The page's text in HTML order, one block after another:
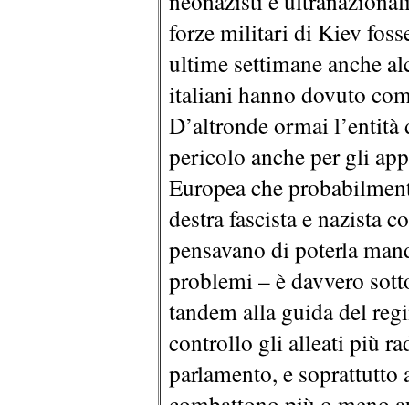
forze militari di Kiev
ultime settimane anche
italiani hanno dovuto
D’altronde ormai
pericolo anche per gli
Europea che
destra fascista e nazista
pensavano di poterla
problemi – è davvero
tandem alla guida del
controllo gli alleati più
parlamento, e